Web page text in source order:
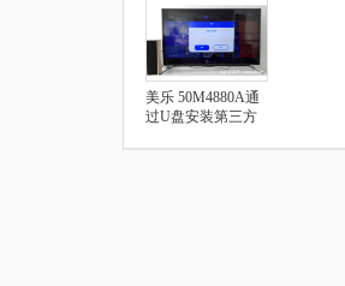
美乐 50M4880A通
过U盘安装第三方